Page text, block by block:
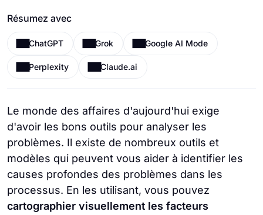
Résumez avec
ChatGPT Grok Google AI Mode
Perplexity Claude.ai
Le monde des affaires d'aujourd'hui exige
d'avoir les bons outils pour analyser les
problèmes. Il existe de nombreux outils et
modèles qui peuvent vous aider à identifier les
causes profondes des problèmes dans les
processus. En les utilisant, vous pouvez
cartographier visuellement les facteurs